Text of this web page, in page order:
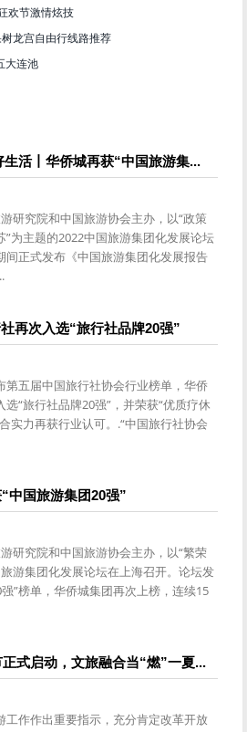
欢节激情炫技
龙宫自由行线路推荐
大连池
活丨华侨城再获“中国旅游集...
研究院和中国旅游协会主办，以“政策
为主题的2022中国旅游集团化发展论坛
间正式发布《中国旅游集团化发展报告
再次入选“旅行社品牌20强”
第五届中国旅行社协会行业榜单，华侨
“旅行社品牌20强”，并荣获“优质疗休
实力再获行业认可。.“中国旅行社协会
中国旅游集团20强”
研究院和中国旅游协会主办，以“繁荣
游集团化发展论坛在上海召开。论坛发
”榜单，华侨城集团再次上榜，连续15
式启动，文旅融合当“燃”一夏...
工作作出重要指示，充分肯定改革开放